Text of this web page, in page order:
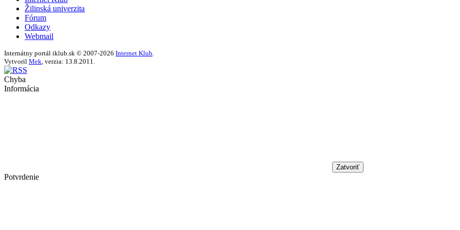
Žilinská univerzita
Fórum
Odkazy
Webmail
Internátny portál iklub.sk © 2007-2026 Internet Klub
Vytvoril Mek , verzia: 13.8.2011.
Chyba
Informácia
Potvrdenie